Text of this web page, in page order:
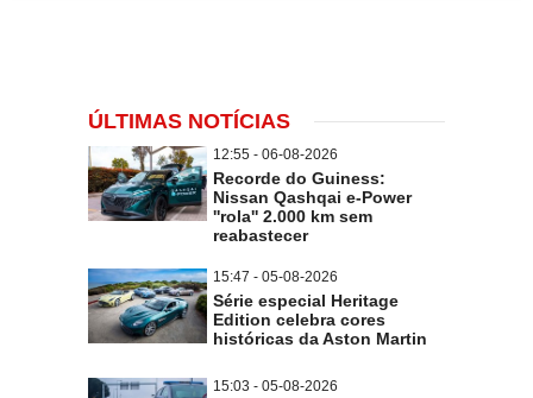
ÚLTIMAS NOTÍCIAS
12:55 - 06-08-2026
Recorde do Guiness:
Nissan Qashqai e-Power
''rola'' 2.000 km sem
reabastecer
15:47 - 05-08-2026
Série especial Heritage
Edition celebra cores
históricas da Aston Martin
15:03 - 05-08-2026